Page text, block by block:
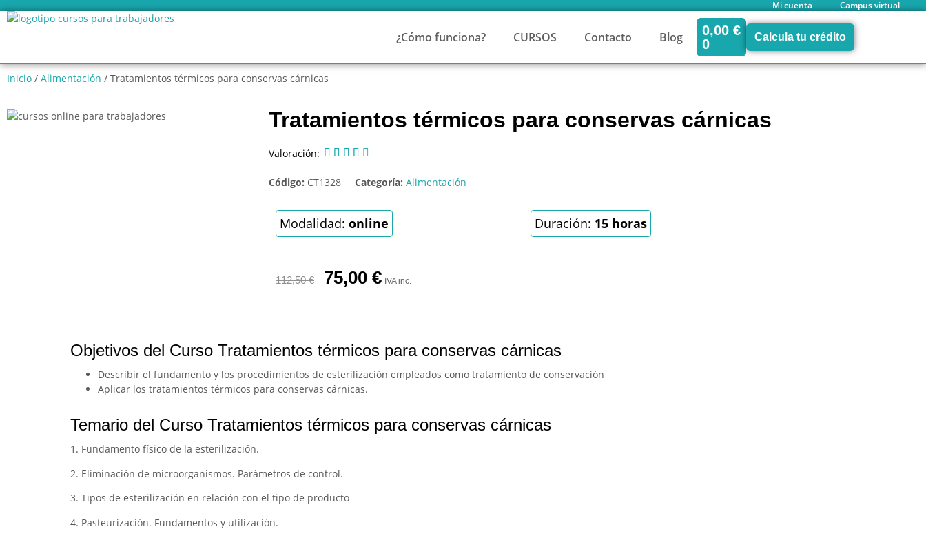
Mi cuenta Campus virtual
¿Cómo funciona? CURSOS Contacto Blog 0,00 €
0
Calcula tu crédito
Inicio / Alimentación / Tratamientos térmicos para conservas cárnicas
Tratamientos térmicos para conservas cárnicas
Valoración:     
Código: CT1328 Categoría: Alimentación
Modalidad: online Duración: 15 horas
112,50€ 75,00 € IVA inc.
Objetivos del Curso Tratamientos térmicos para conservas cárnicas
Describir el fundamento y los procedimientos de esterilización empleados como tratamiento de conservación
Aplicar los tratamientos térmicos para conservas cárnicas.
Temario del Curso Tratamientos térmicos para conservas cárnicas
1. Fundamento físico de la esterilización.
2. Eliminación de microorganismos. Parámetros de control.
3. Tipos de esterilización en relación con el tipo de producto
4. Pasteurización. Fundamentos y utilización.